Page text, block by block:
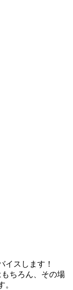
イスします！
ちろん、その場
。